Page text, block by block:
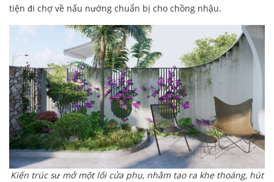
tiện đi chợ về nấu nướng chuẩn bị cho chồng nhậu.
Kiến trúc sư mở một lối cửa phụ, nhằm tạo ra khe thoáng, hút